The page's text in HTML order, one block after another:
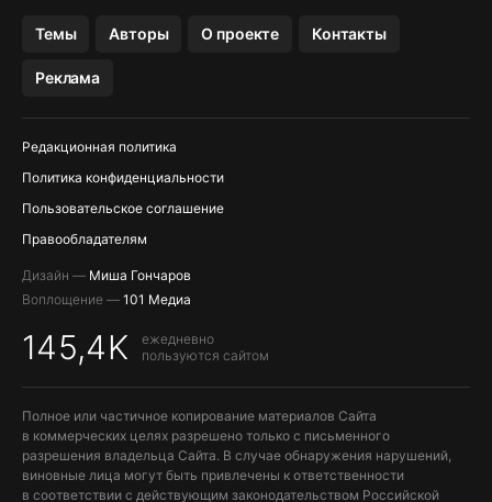
Темы Авторы О проекте Контакты
Реклама
Редакционная политика
Политика конфиденциальности
Пользовательское соглашение
Правообладателям
Дизайн — Миша Гончаров
Воплощение — 101 Медиа
145,4K
ежедневно
пользуются сайтом
Полное или частичное копирование материалов Сайта
в коммерческих целях разрешено только с письменного
разрешения владельца Сайта. В случае обнаружения нарушений,
виновные лица могут быть привлечены к ответственности
в соответствии с действующим законодательством Российской